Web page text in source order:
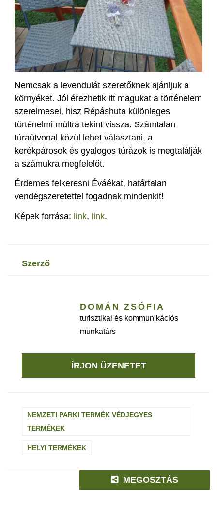
Nemcsak a levendulát szeretőknek ajánljuk a
környéket. Jól érezhetik itt magukat a történelem
szerelmesei, hisz Répáshuta különleges
történelmi múltra tekint vissza. Számtalan
túraútvonal közül lehet választani, a
kerékpárosok és gyalogos túrázok is megtalálják
a számukra megfelelőt.
Érdemes felkeresni Éváékat, határtalan
vendégszeretettel fogadnak mindenkit!
Képek forrása: link, link.
szerző
DOMÁN ZSÓFIA
turisztikai és kommunikációs
munkatárs
ÍRJON ÜZENETET
NEMZETI PARKI TERMÉK VÉDJEGYES
TERMÉKEK
HELYI TERMÉKEK
MEGOSZTÁS